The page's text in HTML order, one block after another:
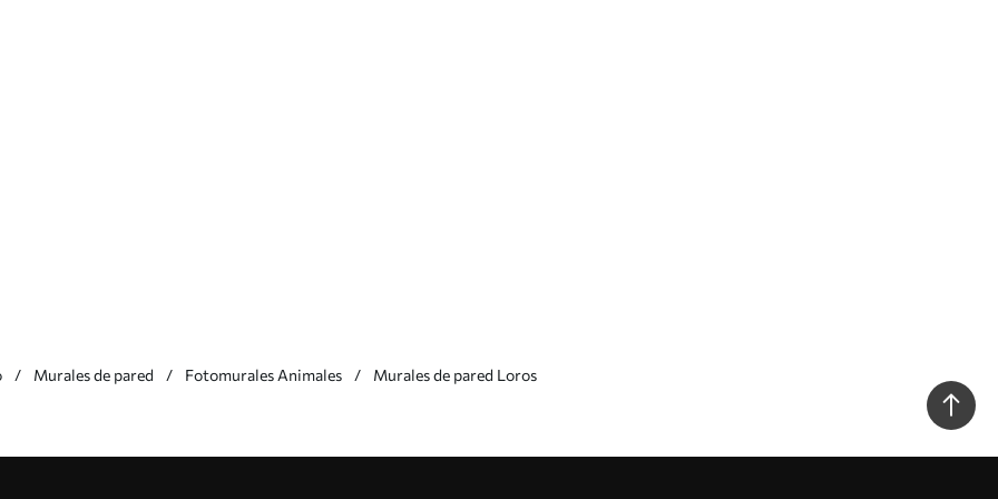
Murales de pared Fotomurales Animales Murales de pared Loros